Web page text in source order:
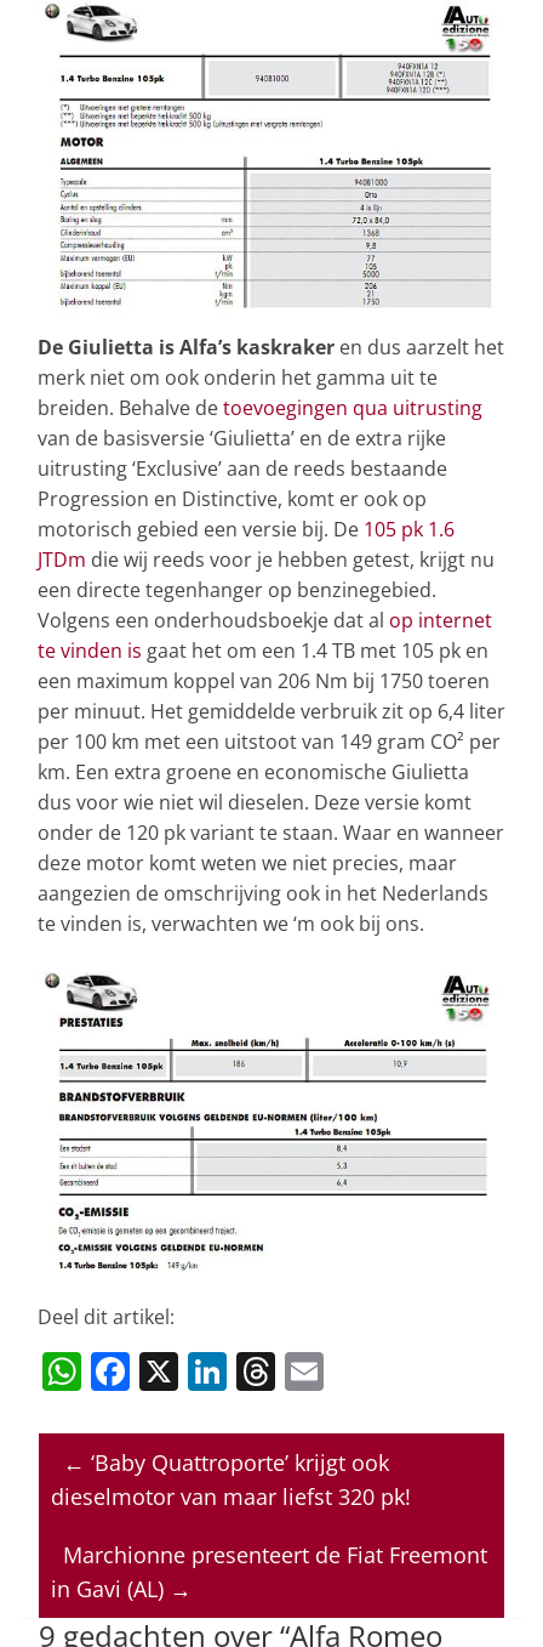
De Giulietta is Alfa’s kaskraker en dus aarzelt het
merk niet om ook onderin het gamma uit te
breiden. Behalve detoevoegingen qua uitrusting
van de basisversie ‘Giulietta’ en de extra rijke
uitrusting ‘Exclusive’ aan de reeds bestaande
Progression en Distinctive, komt er ook op
motorisch gebied een versie bij. De 105 pk 1.6
JTDm die wij reeds voor je hebben getest, krijgt nu
een directe tegenhanger op benzinegebied.
Volgens een onderhoudsboekje dat al op internet
te vinden is gaat het om een 1.4 TB met 105 pk en
een maximum koppel van 206 Nm bij 1750 toeren
per minuut. Het gemiddelde verbruik zit op 6,4 liter
per 100 km met een uitstoot van 149 gram CO² per
km. Een extra groene en economische Giulietta
dus voor wie niet wil dieselen. Deze versie komt
onder de 120 pk variant te staan. Waar en wanneer
deze motor komt weten we niet precies, maar
aangezien de omschrijving ook in het Nederlands
te vinden is, verwachten we ‘m ook bij ons.
Deel dit artikel:
W
at
s
p
p
F
c
e
o
o
X Li
k
e
n
T
re
a
s
ai
l
← ‘Baby Quattroporte’ krijgt ook
dieselmotor van maar liefst 320 pk!
Marchionne presenteert de Fiat Freemont
in Gavi (AL) →
9 gedachten over “Alfa Romeo